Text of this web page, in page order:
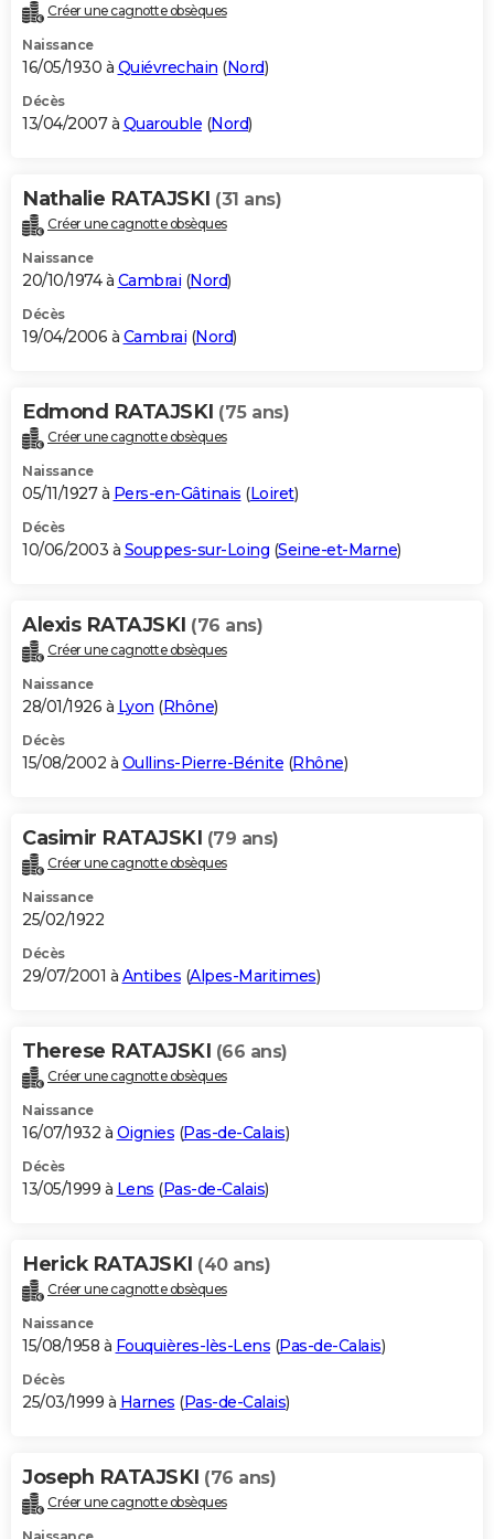
Créer une cagnotte obsèques
Naissance
16/05/1930 à Quiévrechain (Nord)
Décès
13/04/2007 à Quarouble (Nord)
Nathalie RATAJSKI (31 ans)
Créer une cagnotte obsèques
Naissance
20/10/1974 à Cambrai (Nord)
Décès
19/04/2006 à Cambrai (Nord)
Edmond RATAJSKI (75 ans)
Créer une cagnotte obsèques
Naissance
05/11/1927 à Pers-en-Gâtinais (Loiret)
Décès
10/06/2003 à Souppes-sur-Loing (Seine-et-Marne)
Alexis RATAJSKI (76 ans)
Créer une cagnotte obsèques
Naissance
28/01/1926 à Lyon (Rhône)
Décès
15/08/2002 à Oullins-Pierre-Bénite (Rhône)
Casimir RATAJSKI (79 ans)
Créer une cagnotte obsèques
Naissance
25/02/1922
Décès
29/07/2001 à Antibes (Alpes-Maritimes)
Therese RATAJSKI (66 ans)
Créer une cagnotte obsèques
Naissance
16/07/1932 à Oignies (Pas-de-Calais)
Décès
13/05/1999 à Lens (Pas-de-Calais)
Herick RATAJSKI (40 ans)
Créer une cagnotte obsèques
Naissance
15/08/1958 à Fouquières-lès-Lens (Pas-de-Calais)
Décès
25/03/1999 à Harnes (Pas-de-Calais)
Joseph RATAJSKI (76 ans)
Créer une cagnotte obsèques